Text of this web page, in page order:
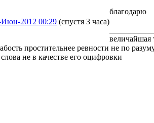
Июн-2012 00:29 (спустя 3 часа)
благодарю
величайшая
простительнее ревности не по
не в качестве его оцифровки